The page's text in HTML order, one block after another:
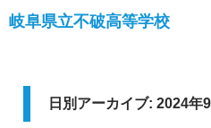
岐阜県立不破高等学校
検
索
日別アーカイブ: 2024年